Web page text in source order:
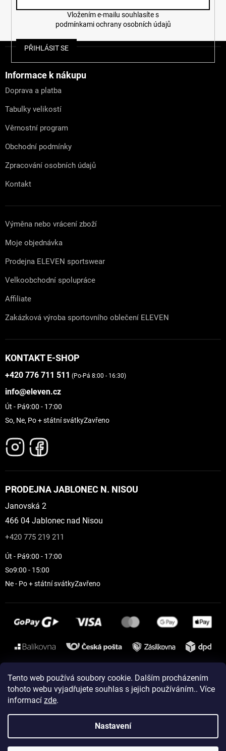
Tento web používá soubory cookie. Dalším procházením
tohoto webu vyjadřujete souhlas s jejich používáním.. Více
informací zde.
Nastavení
podmínkami ochrany osobních údajů
PŘIHLÁSIT SE
Informace k nákupu
Doprava a platba
Tabulky velikostí
Věrnostní program
Obchodní podmínky
Zpracování osobních údajů
Kontakt
Výměna nebo vrácení zboží
Moje objednávka
Prodejna ELEVEN sportswear
Velkoobchodní spolupráce
Affiliate
Zakázková výroba sportovního oblečení ELEVEN
KONTAKT E-SHOP
+420 776 711 511 (Po-Pá 8:00 - 16:30)
info@eleven.cz
Út - Pá9:00 - 17:00
So, Ne, Po + státní svátkyZavřeno
PRODEJNA JABLONEC N. NISOU
Janovská 2
466 04 Jablonec nad Nisou
+420 775 219 211
Út - Pá9:00 - 17:00
So9:00 - 15:00
Ne - Po + státní svátkyZavřeno
Instagram
Vytvořil Shoptet
Copyright 2026ELEVEN sportswear. Všechna práva vyhrazena.